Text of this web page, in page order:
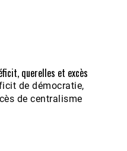
querelles et excès
de démocratie,
de centralisme